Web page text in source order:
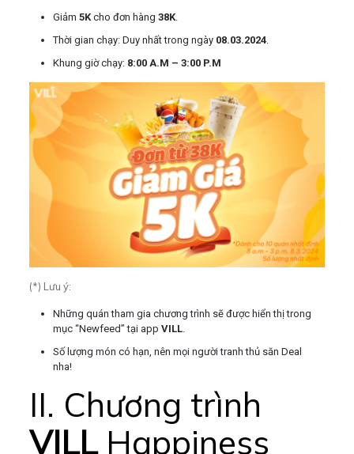
Giảm 5Kcho đơn hàng 38K.
Thời gian chạy: Duy nhất trong ngày 08.03.2024.
Khung giờ chạy:8:00 A.M – 3:00 P.M
(*) Lưu ý:
Những quán tham gia chương trình sẽ được hiển thị trong
mục “Newfeed” tại app VILL.
Số lượng món có hạn, nên mọi người tranh thủ săn Deal
nha!
II. Chương trình
VILLHappiness